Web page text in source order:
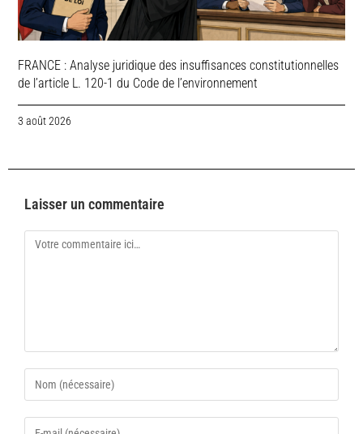
FRANCE : Analyse juridique des insuffisances constitutionnelles
de l’article L. 120-1 du Code de l’environnement
3 août 2026
Laisser un commentaire